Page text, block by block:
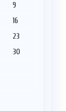
9
16
23
30